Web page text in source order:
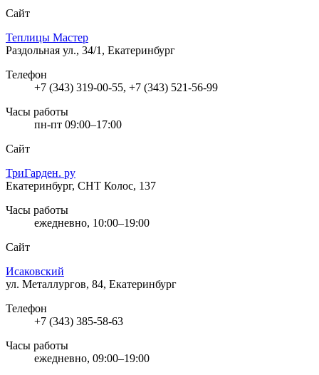
Сайт
Теплицы Мастер
Раздольная ул., 34/1, Екатеринбург
Телефон
+7 (343) 319-00-55, +7 (343) 521-56-99
Часы работы
пн-пт 09:00–17:00
Сайт
ТриГарден. ру
Екатеринбург, СНТ Колос, 137
Часы работы
ежедневно, 10:00–19:00
Сайт
Исаковский
ул. Металлургов, 84, Екатеринбург
Телефон
+7 (343) 385-58-63
Часы работы
ежедневно, 09:00–19:00